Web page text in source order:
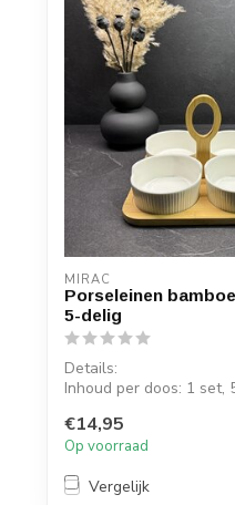
MIRAC
Porseleinen
5-delig
Details:
Inhoud per doos: 1 set,
Hoogte p...
€14,95
Op voorraad
Vergelijk